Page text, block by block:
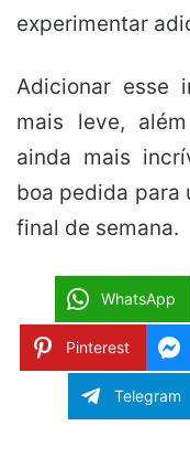
experimentar
Adicionar esse
mais leve,
ainda mais
boa pedida para
final de semana.
WhatsApp
Pinterest
Telegram